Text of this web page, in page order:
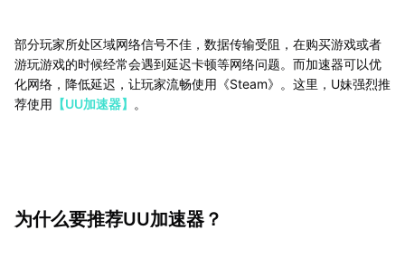
部分玩家所处区域网络信号不佳，数据传输受阻，在购买游戏或者
游玩游戏的时候经常会遇到延迟卡顿等网络问题。而加速器可以优
化网络，降低延迟，让玩家流畅使用《Steam》。这里，U妹强烈推
荐使用 【UU加速器】 。
为什么要推荐UU加速器？